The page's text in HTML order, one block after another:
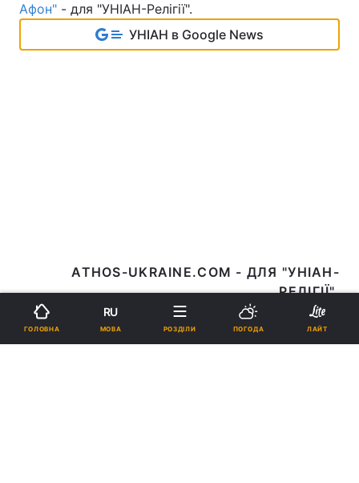
Афон" - для "УНІАН-Релігії".
УНІАН в Google News
ATHOS-UKRAINE.COM - ДЛЯ "УНІАН-
20 висловів афонських монахів
ГОЛОВНА
RU
МОВА РОЗДІЛИ ПОГОДА ЛАЙТ